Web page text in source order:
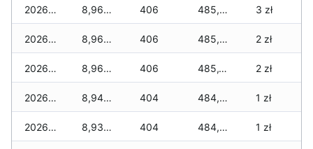
2026-05-29 8,960 zł 406 485,745 zł 3 zł
2026-05-28 8,960 zł 406 485,235 zł 2 zł
2026-05-27 8,960 zł 406 485,145 zł 2 zł
2026-05-26 8,940 zł 404 484,665 zł 1 zł
2026-05-25 8,930 zł 404 484,575 zł 1 zł